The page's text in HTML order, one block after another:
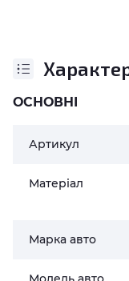
ОСНОВНІ
Артикул
Матеріал
Марка авто